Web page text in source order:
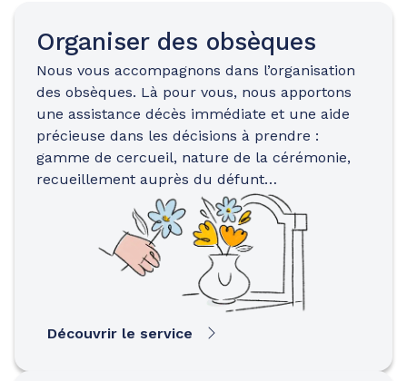
Organiser des obsèques
Nous vous accompagnons dans l’organisation
des obsèques. Là pour vous, nous apportons
une assistance décès immédiate et une aide
précieuse dans les décisions à prendre :
gamme de cercueil, nature de la cérémonie,
recueillement auprès du défunt…
Découvrir le service